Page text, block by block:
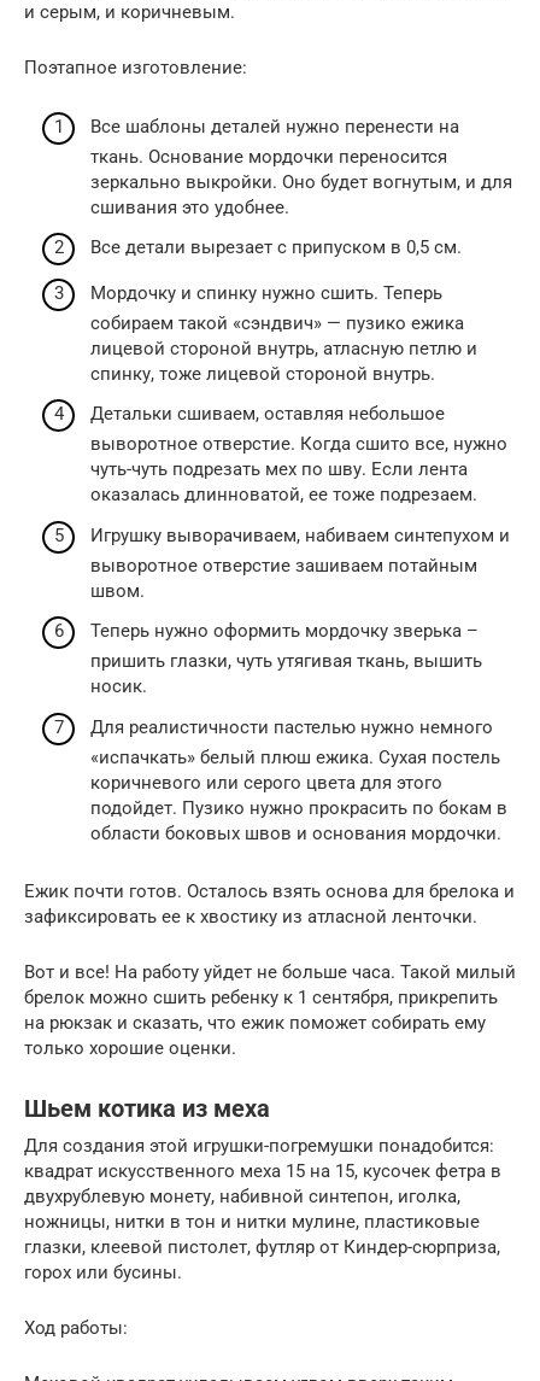
и серым, и коричневым.
Поэтапное изготовление:
Все шаблоны деталей нужно перенести на
ткань. Основание мордочки переносится
зеркально выкройки. Оно будет вогнутым, и для
сшивания это удобнее.
Все детали вырезает с припуском в 0,5 см.
Мордочку и спинку нужно сшить. Теперь
собираем такой «сэндвич» — пузико ежика
лицевой стороной внутрь, атласную петлю и
спинку, тоже лицевой стороной внутрь.
Детальки сшиваем, оставляя небольшое
выворотное отверстие. Когда сшито все, нужно
чуть-чуть подрезать мех по шву. Если лента
оказалась длинноватой, ее тоже подрезаем.
Игрушку выворачиваем, набиваем синтепухом и
выворотное отверстие зашиваем потайным
швом.
Теперь нужно оформить мордочку зверька –
пришить глазки, чуть утягивая ткань, вышить
носик.
Для реалистичности пастелью нужно немного
«испачкать» белый плюш ежика. Сухая постель
коричневого или серого цвета для этого
подойдет. Пузико нужно прокрасить по бокам в
области боковых швов и основания мордочки.
Ежик почти готов. Осталось взять основа для брелока и
зафиксировать ее к хвостику из атласной ленточки.
Вот и все! На работу уйдет не больше часа. Такой милый
брелок можно сшить ребенку к 1 сентября, прикрепить
на рюкзак и сказать, что ежик поможет собирать ему
только хорошие оценки.
Шьем котика из меха
Для создания этой игрушки-погремушки понадобится:
квадрат искусственного меха 15 на 15, кусочек фетра в
двухрублевую монету, набивной синтепон, иголка,
ножницы, нитки в тон и нитки мулине, пластиковые
глазки, клеевой пистолет, футляр от Киндер-сюрприза,
горох или бусины.
Ход работы: